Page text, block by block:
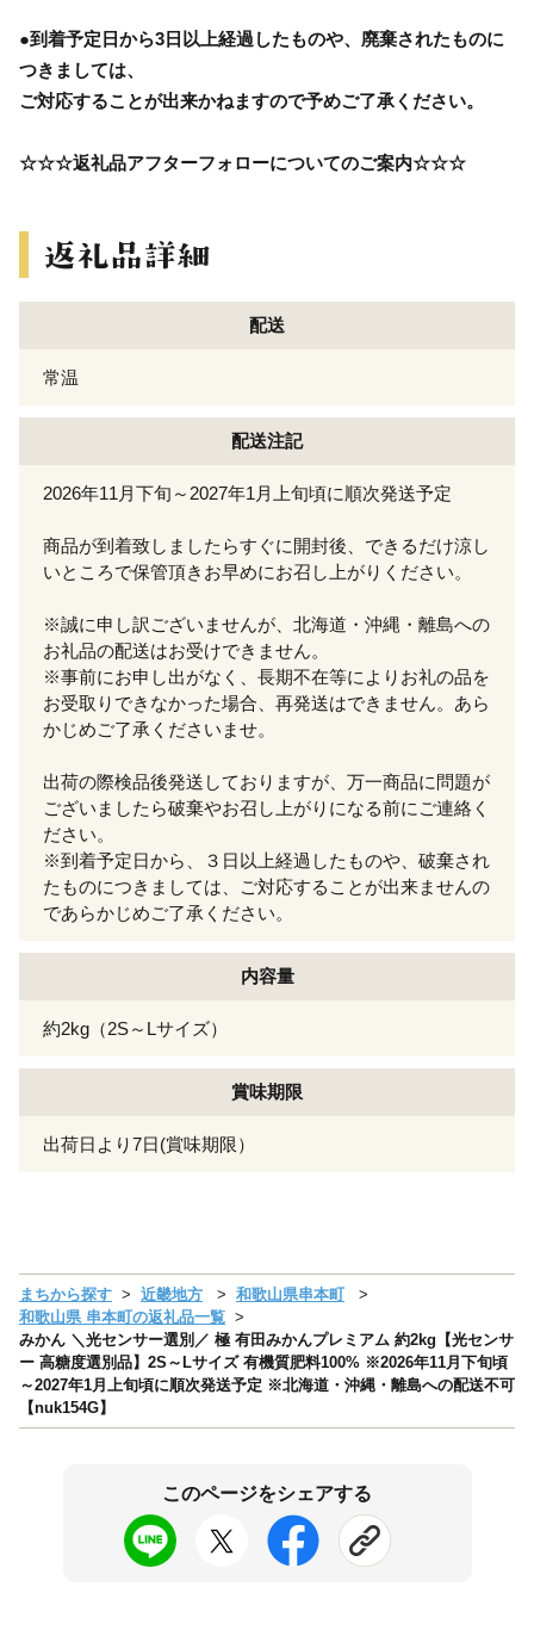
●到着予定日から3日以上経過したものや、廃棄されたものに
つきましては、
ご対応することが出来かねますので予めご了承ください。
☆☆☆返礼品アフターフォローについてのご案内☆☆☆
配送
常温
配送注記
2026年11月下旬～2027年1月上旬頃に順次発送予定
商品が到着致しましたらすぐに開封後、できるだけ涼し
いところで保管頂きお早めにお召し上がりください。
※誠に申し訳ございませんが、北海道・沖縄・離島への
お礼品の配送はお受けできません。
※事前にお申し出がなく、長期不在等によりお礼の品を
お受取りできなかった場合、再発送はできません。あら
かじめご了承くださいませ。
出荷の際検品後発送しておりますが、万一商品に問題が
ございましたら破棄やお召し上がりになる前にご連絡く
ださい。
※到着予定日から、３日以上経過したものや、破棄され
たものにつきましては、ご対応することが出来ませんの
であらかじめご了承ください。
内容量
約2kg（2S～Lサイズ）
賞味期限
出荷日より7日(賞味期限）
まちから探す 近畿地方
和歌山県串本町
和歌山県 串本町の返礼品一覧
みかん ＼光センサー選別／ 極 有田みかんプレミアム 約2kg【光センサ
ー 高糖度選別品】2S～Lサイズ 有機質肥料100% ※2026年11月下旬頃
～2027年1月上旬頃に順次発送予定 ※北海道・沖縄・離島への配送不可
【nuk154G】
このページをシェアする